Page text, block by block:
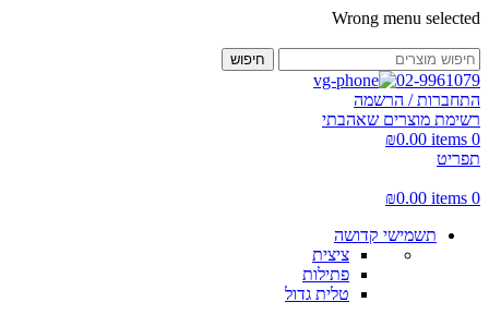
Wrong menu selected
חיפוש
02-9961079
התחברות / הרשמה
רשימת מוצרים שאהבתי
0
items
₪0.00
תפריט
0
items
₪0.00
תשמישי קדושה
ציצית
פתילות
טלית גדול